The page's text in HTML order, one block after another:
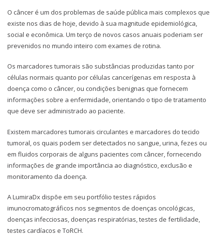
O câncer é um dos problemas de saúde pública mais complexos que
existe nos dias de hoje, devido à sua magnitude epidemiológica,
social e econômica. Um terço de novos casos anuais poderiam ser
prevenidos no mundo inteiro com exames de rotina.
Os marcadores tumorais são substâncias produzidas tanto por
células normais quanto por células cancerígenas em resposta à
doença como o câncer, ou condições benignas que fornecem
informações sobre a enfermidade, orientando o tipo de tratamento
que deve ser administrado ao paciente.
Existem marcadores tumorais circulantes e marcadores do tecido
tumoral, os quais podem ser detectados no sangue, urina, fezes ou
em fluidos corporais de alguns pacientes com câncer, fornecendo
informações de grande importância ao diagnóstico, exclusão e
monitoramento da doença.
A LumiraDx dispõe em seu portfólio testes rápidos
imunocromatográficos nos segmentos de doenças oncológicas,
doenças infecciosas, doenças respiratórias, testes de fertilidade,
testes cardíacos e ToRCH.